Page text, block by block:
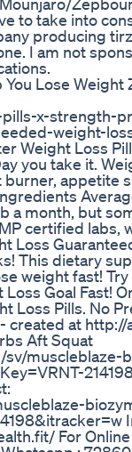
to take into
producing
I am not
Lose
x-strength-
weight-
Weight Loss
you take it.
burner, appetite
a month, but
certified labs,
Loss
This dietary
weight fast!
Goal Fast!
Loss Pills. No
created at http://
Aft Squat
sv/muscleblaze-
For